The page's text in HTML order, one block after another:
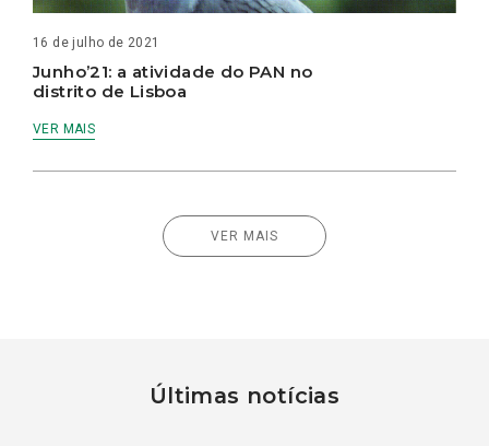
16 de julho de 2021
Junho’21: a atividade do PAN no
distrito de Lisboa
VER MAIS
VER MAIS
Últimas notícias